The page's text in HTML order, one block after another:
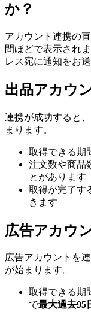
か？
アカウント連携の
間ほどで表示され
レス宛に通知をお送
出品アカウ
連携が成功すると
まります。
取得できる期
注文数や商品
とがあります
取得が完了す
きます
広告アカウ
広告アカウントを
が始まります。
取得できる期
で最大過去95